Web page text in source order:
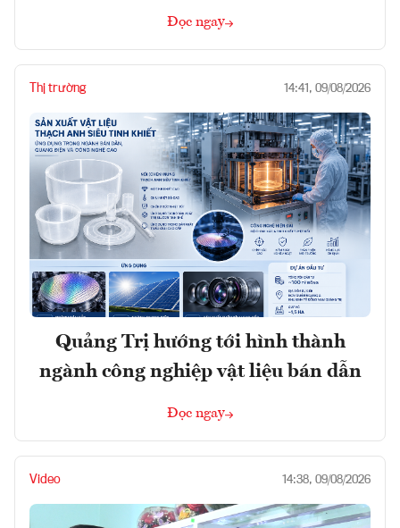
Đọc ngay
Thị trường 14:41, 09/08/2026
Quảng Trị hướng tới hình thành
ngành công nghiệp vật liệu bán dẫn
Đọc ngay
Video 14:38, 09/08/2026